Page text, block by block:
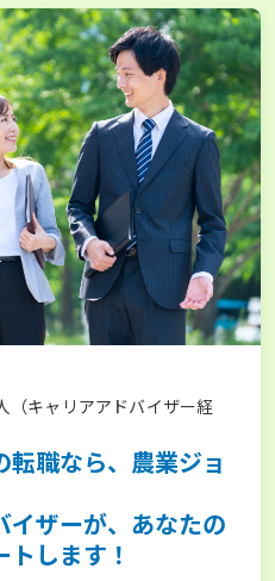
（キャリアアドバイザー経
職なら、農業ジョ
イザーが、あなたの
します！